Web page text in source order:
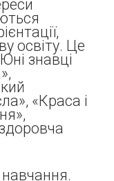
освіту. Це
знавці
«Краса і